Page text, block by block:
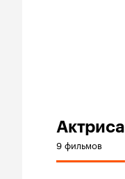
Актриса
9 фильмов